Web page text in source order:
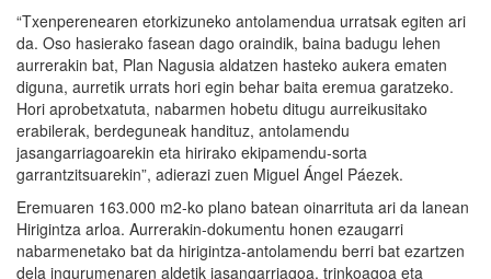
“Txenperenearen etorkizuneko antolamendua urratsak egiten ari
da. Oso hasierako fasean dago oraindik, baina badugu lehen
aurrerakin bat, Plan Nagusia aldatzen hasteko aukera ematen
diguna, aurretik urrats hori egin behar baita eremua garatzeko.
Hori aprobetxatuta, nabarmen hobetu ditugu aurreikusitako
erabilerak, berdeguneak handituz, antolamendu
jasangarriagoarekin eta hirirako ekipamendu-sorta
garrantzitsuarekin”, adierazi zuen Miguel Ángel Páezek.
Eremuaren 163.000 m2-ko plano batean oinarrituta ari da lanean
Hirigintza arloa. Aurrerakin-dokumentu honen ezaugarri
nabarmenetako bat da hirigintza-antolamendu berri bat ezartzen
dela ingurumenaren aldetik jasangarriagoa, trinkoagoa eta